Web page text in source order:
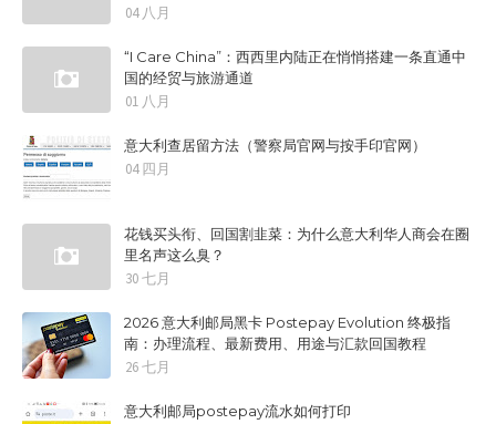
04 八月
“I Care China”：西西里内陆正在悄悄搭建一条直通中
国的经贸与旅游通道
01 八月
意大利查居留方法（警察局官网与按手印官网）
04 四月
花钱买头衔、回国割韭菜：为什么意大利华人商会在圈
里名声这么臭？
30 七月
2026 意大利邮局黑卡 Postepay Evolution 终极指
南：办理流程、最新费用、用途与汇款回国教程
26 七月
意大利邮局postepay流水如何打印